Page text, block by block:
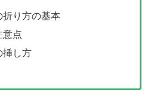
折り方の基本
意点
挿し方